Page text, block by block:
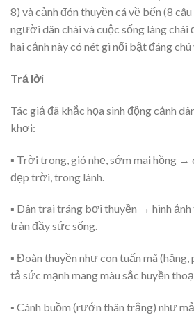
8) và cảnh đón thuyền cá về bến (8
người dân chài và cuộc sống làng
hai cảnh này có nét gì nổi bật đáng chú
Trả lời
Tác giả đã khắc họa sinh động cảnh
khơi:
▪ Trời trong, gió nhẹ, sớm mai hồng →
đẹp trời, trong lành.
▪ Dân trai tráng bơi thuyền → hình
tràn đầy sức sống.
▪ Đoàn thuyền như con tuấn mã
tả sức mạnh mang màu sắc huyền
▪ Cánh buồm (rướn thân trắng) như